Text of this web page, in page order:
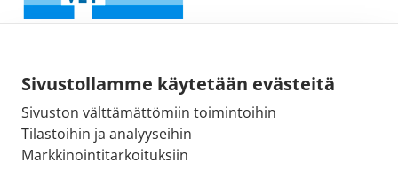
Sivustollamme käytetään evästeitä
Sivuston välttämättömiin toimintoihin
Tilastoihin ja analyyseihin
Markkinointitarkoituksiin
Fimean sähköpostiosoite: